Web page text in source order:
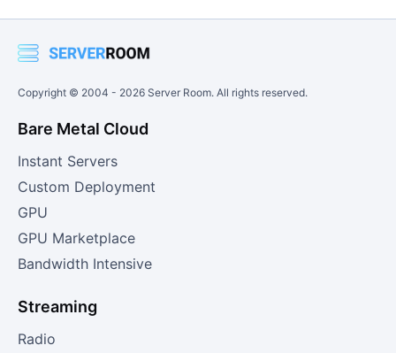
Copyright © 2004 - 2026 Server Room. All rights reserved.
Bare Metal Cloud
Instant Servers
Custom Deployment
GPU
GPU Marketplace
Bandwidth Intensive
Streaming
Radio